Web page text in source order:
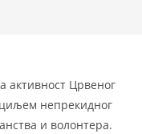
активност Црвеног
циљем непрекидног
и волонтера.